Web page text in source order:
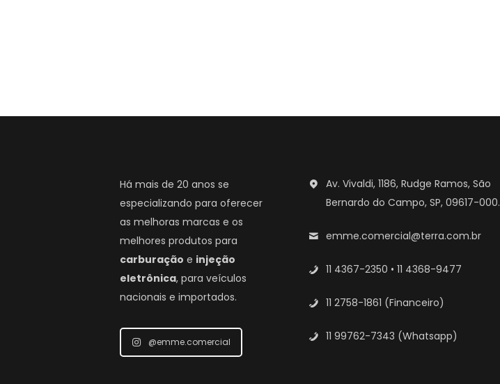
Há mais de 20 anos se
especializando para oferecer
as melhoras marcas e os
melhores produtos para
carburação e injeção
eletrônica, para veículos
nacionais e importados.
@emme.comercial
Av. Vivaldi, 1186, Rudge Ramos, São
Bernardo do Campo, SP, 09617-000.
emme.comercial@terra.com.br
11 4367-2350 • 11 4368-9477
11 2758-1861 (Financeiro)
11 99762-7343 (Whatsapp)